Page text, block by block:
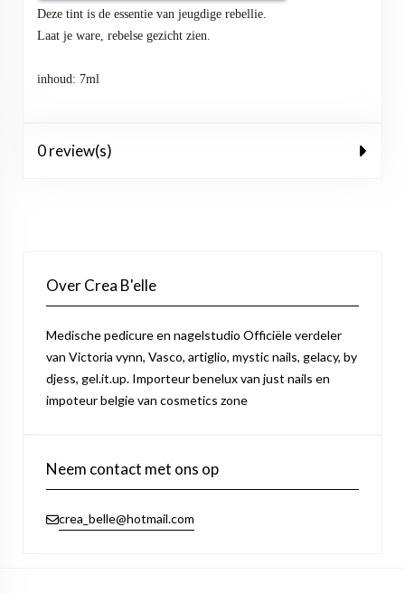
Deze tint is de essentie van jeugdige rebellie.
Laat je ware, rebelse gezicht zien.
inhoud: 7ml
0 review(s)
Over Crea B'elle
Medische pedicure en nagelstudio Officiële verdeler
van Victoria vynn, Vasco, artiglio, mystic nails, gelacy, by
djess, gel.it.up. Importeur benelux van just nails en
impoteur belgie van cosmetics zone
Neem contact met ons op
crea_belle@hotmail.com